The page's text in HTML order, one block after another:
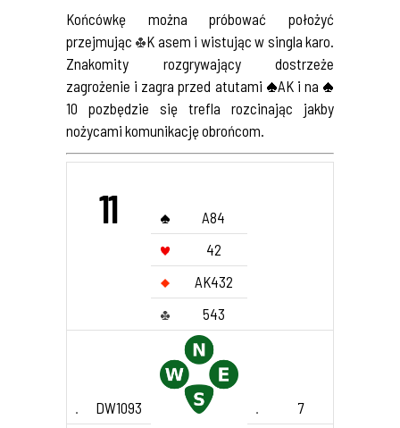
Końcówkę można próbować położyć
przejmując
K asem i wistując w singla karo.
Znakomity rozgrywający dostrzeże
zagrożenie i zagra przed atutami
AK i na
10 pozbędzie się trefla rozcinając jakby
nożycami komunikację obrońcom.
11
A84
42
AK432
543
DW1093 7